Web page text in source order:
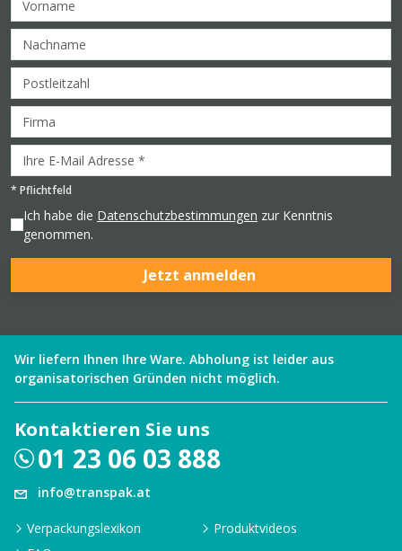
* Pflichtfeld
Ich habe die Datenschutzbestimmungen zur Kenntnis
genommen.
Jetzt anmelden
Wir liefern Ihnen Ihre Ware. Abholung ist leider aus
organisatorischen Gründen nicht möglich.
Kontaktieren Sie uns
01 23 06 03 888
info@transpak.at
Verpackungslexikon
Produktvideos